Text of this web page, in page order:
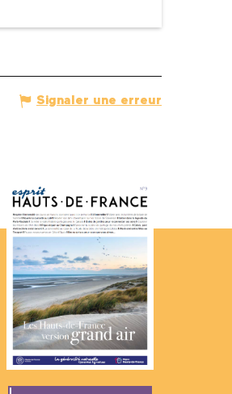
Signaler une erreur